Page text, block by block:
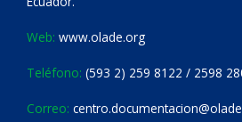
Web: www.olade.org
Teléfono: (593 2) 259 8122 / 2598
Correo: